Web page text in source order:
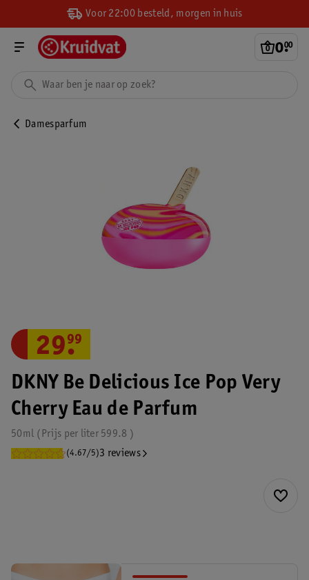
Voor 22:00 besteld, morgen in huis
0.
00
Damesparfum
DKNY Be Delicious Ice Pop Very
Cherry Eau de Parfum
50ml 599.8
Prijs per liter
(4.67/5)3 reviews
29.
99